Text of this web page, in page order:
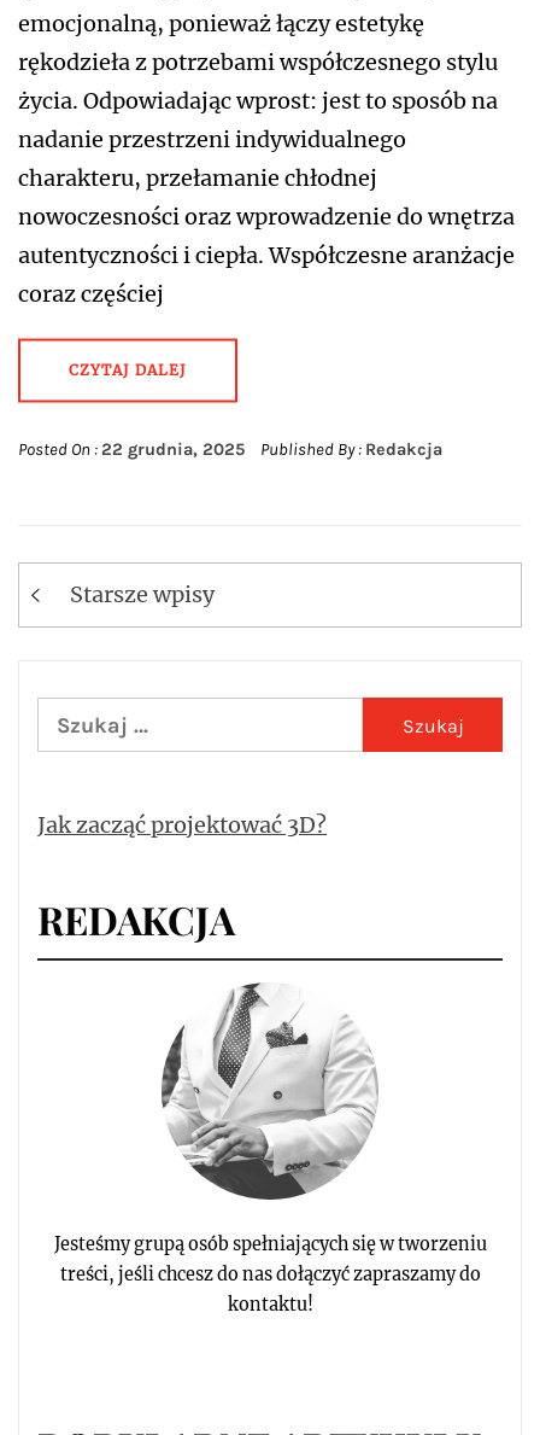
emocjonalną, ponieważ łączy estetykę
rękodzieła z potrzebami współczesnego stylu
życia. Odpowiadając wprost: jest to sposób na
nadanie przestrzeni indywidualnego
charakteru, przełamanie chłodnej
nowoczesności oraz wprowadzenie do wnętrza
autentyczności i ciepła. Współczesne aranżacje
coraz częściej
CZYTAJ DALEJ
Posted On :22 grudnia, 2025 Published By : Redakcja
Nawigacja
wpisach
Starsze wpisy
Szukaj:
Jak zacząć projektować 3D?
REDAKCJA
Jesteśmy grupą osób spełniających się w tworzeniu
treści, jeśli chcesz do nas dołączyć zapraszamy do
kontaktu!